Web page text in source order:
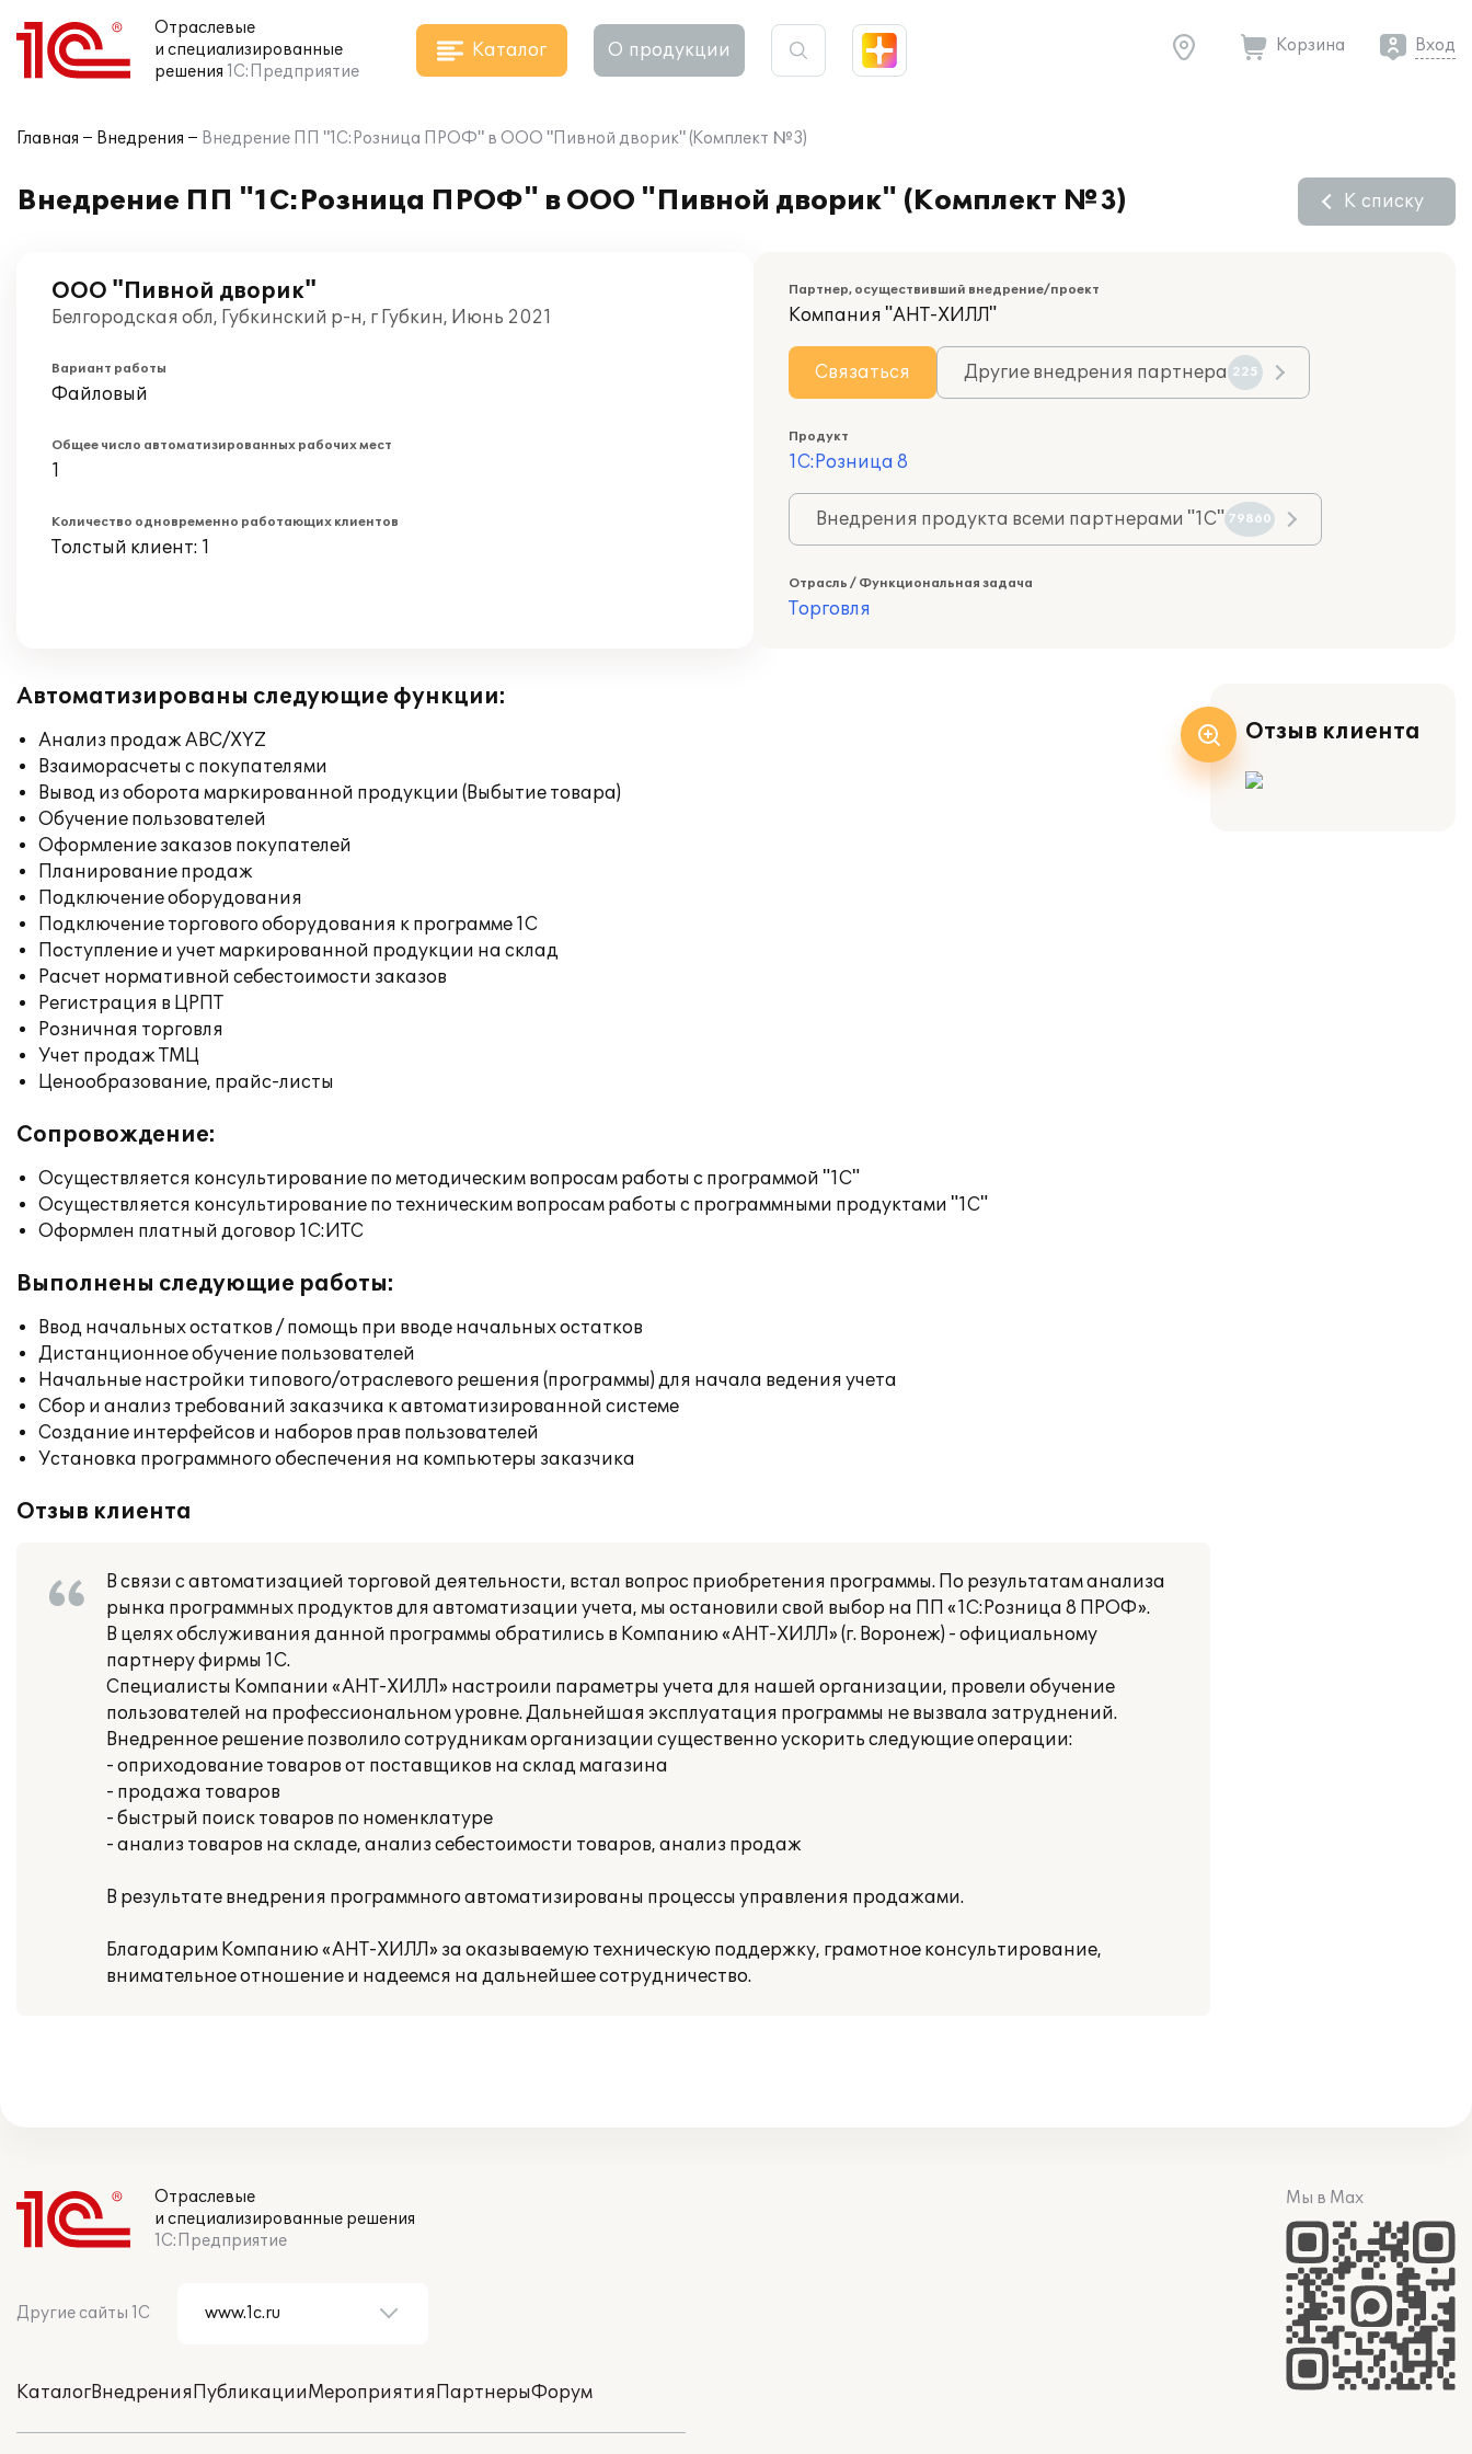
Отраслевые
и специализированные
решения 1С:Предприятие
Каталог О продукции Корзина Вход
Главная Внедрения Внедрение ПП "1С:Розница ПРОФ" в ООО "Пивной дворик" (Комплект №3)
Внедрение ПП "1С:Розница ПРОФ" в ООО "Пивной дворик" (Комплект №3) К списку
ООО "Пивной дворик"
Белгородская обл, Губкинский р-н, г Губкин, Июнь 2021
Вариант работы
Файловый
Общее число автоматизированных рабочих мест
1
Количество одновременно работающих клиентов
Толстый клиент: 1
Партнер, осуществивший внедрение/проект
Компания "АНТ-ХИЛЛ"
Связаться Другие внедрения партнера 225
Продукт
1С:Розница 8
Внедрения продукта всеми партнерами "1С" 79860
Отрасль / Функциональная задача
Торговля
Автоматизированы следующие функции:
Анализ продаж ABC/XYZ
Взаиморасчеты с покупателями
Вывод из оборота маркированной продукции (Выбытие товара)
Обучение пользователей
Оформление заказов покупателей
Планирование продаж
Подключение оборудования
Подключение торгового оборудования к программе 1С
Поступление и учет маркированной продукции на склад
Расчет нормативной себестоимости заказов
Регистрация в ЦРПТ
Розничная торговля
Учет продаж ТМЦ
Ценообразование, прайс-листы
Сопровождение:
Осуществляется консультирование по методическим вопросам работы с программой "1С"
Осуществляется консультирование по техническим вопросам работы с программными продуктами "1С"
Оформлен платный договор 1С:ИТС
Выполнены следующие работы:
Ввод начальных остатков / помощь при вводе начальных остатков
Дистанционное обучение пользователей
Начальные настройки типового/отраслевого решения (программы) для начала ведения учета
Сбор и анализ требований заказчика к автоматизированной системе
Создание интерфейсов и наборов прав пользователей
Установка программного обеспечения на компьютеры заказчика
Отзыв клиента
В связи с автоматизацией торговой деятельности, встал вопрос приобретения программы. По результатам анализа
рынка программных продуктов для автоматизации учета, мы остановили свой выбор на ПП «1С:Розница 8 ПРОФ».
В целях обслуживания данной программы обратились в Компанию «АНТ-ХИЛЛ» (г. Воронеж) - официальному
партнеру фирмы 1С.
Специалисты Компании «АНТ-ХИЛЛ» настроили параметры учета для нашей организации, провели обучение
пользователей на профессиональном уровне. Дальнейшая эксплуатация программы не вызвала затруднений.
Внедренное решение позволило сотрудникам организации существенно ускорить следующие операции:
- оприходование товаров от поставщиков на склад магазина
- продажа товаров
- быстрый поиск товаров по номенклатуре
- анализ товаров на складе, анализ себестоимости товаров, анализ продаж
В результате внедрения программного автоматизированы процессы управления продажами.
Благодарим Компанию «АНТ-ХИЛЛ» за оказываемую техническую поддержку, грамотное консультирование,
внимательное отношение и надеемся на дальнейшее сотрудничество.
Отзыв клиента
Отраслевые
и специализированные решения
1С:Предприятие
Другие сайты 1С
КаталогВнедренияПубликацииМероприятияПартнерыФорум
Мы в Max